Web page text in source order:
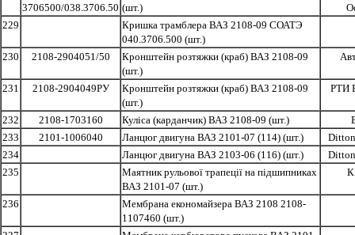
3706500/038.3706.50 (шт.)
229
Кришка трамблера ВАЗ 2108-09 СОАТЭ
040.3706.500 (шт.)
230
2108-2904051/50
Кронштейн розтяжки (краб) ВАЗ 2108-09
(шт.)
231 2108-2904049РУ
Кронштейн розтяжки (краб) ВАЗ 2108-09
(шт.)
РТИ
232 2108-1703160 Куліса (карданчик) ВАЗ 2108-09 (шт.)
233
2101-1006040 Ланцюг двигуна ВАЗ 2101-07 (114) (шт.)
234
Ланцюг двигуна ВАЗ 2103-06 (116) (шт.)
235
Маятник рульової трапеції на підшипниках
ВАЗ 2101-07 (шт.)
236
Мембрана економайзера ВАЗ 2108 2108-
1107460 (шт.)